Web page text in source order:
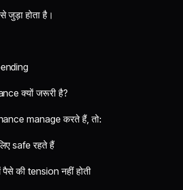
जुड़ा होता है।
क्यों जरूरी है?
manage करते हैं, तो:
safe रहते हैं
की tension नहीं होती